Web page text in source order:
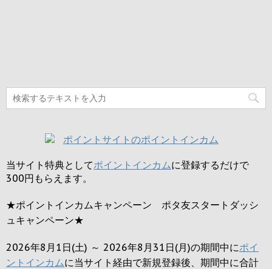
当サイト特典としてポイントインカムに登録するだけで
300円 もらえます。
★ポイントインカムキャンペーン ポタ友スタートダッシ
ュキャンペーン★
2026年8月1日(土) ～ 2026年8月31日(月)の期間中にポイ
ントインカムに当サイト経由で新規登録後、期間中に合計